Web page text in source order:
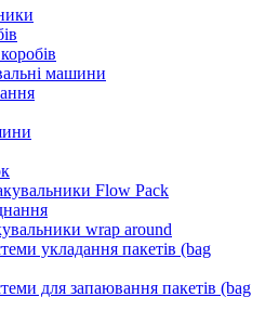
машини
Flow Pack
wrap around
укладання пакетів (bag
для запаювання пакетів (bag